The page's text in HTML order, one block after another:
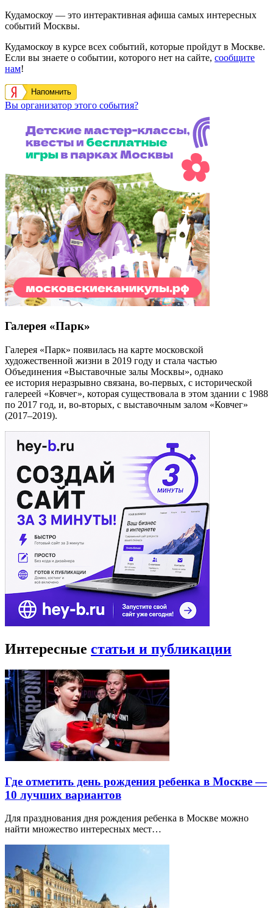
Кудамоскоу — это интерактивная афиша самых интересных
событий Москвы.
Кудамоскоу в курсе всех событий, которые пройдут в Москве.
Если вы знаете о событии, которого нет на сайте, сообщите
нам!
Напомнить
Вы организатор этого события?
Галерея «Парк»
Галерея «Парк» появилась на карте московской
художественной жизни в 2019 году и стала частью
Объединения «Выставочные залы Москвы», однако
ее история неразрывно связана, во-первых, с исторической
галереей «Ковчег», которая существовала в этом здании с 1988
по 2017 год, и, во-вторых, с выставочным залом «Ковчег»
(2017–2019).
Интересные статьи и публикации
Где отметить день рождения ребенка в Москве —
10 лучших вариантов
Для празднования дня рождения ребенка в Москве можно
найти множество интересных мест…